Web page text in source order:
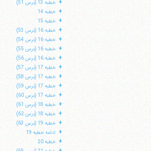
+ خطبه 13 (درس 51)
+ خطبه 14
+ خطبه 15
+ خطبه 16 (درس 53)
+ خطبه 16 (درس 54)
+ خطبه 16 (درس 55)
+ خطبه 16 (درس 56)
+ خطبه 17 (درس 57)
+ خطبه 17 (درس 58)
+ خطبه 17 (درس 59)
+ خطبه 17 (درس 60)
+ خطبه 18 (درس 61)
+ خطبه 18 (درس 62)
+ خطبه 19 (درس 63)
+ ادامه خطبه 19
+ خطبه 20